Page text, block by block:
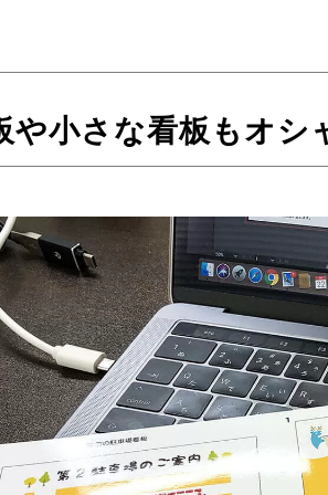
や小さな看板もオシ